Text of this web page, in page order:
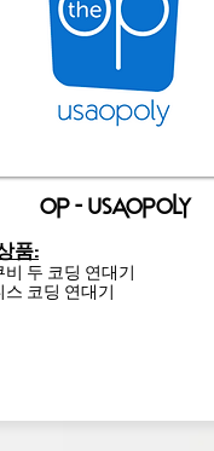
op - usaopoly
품:
비 두 코딩 연대기
스 코딩 연대기